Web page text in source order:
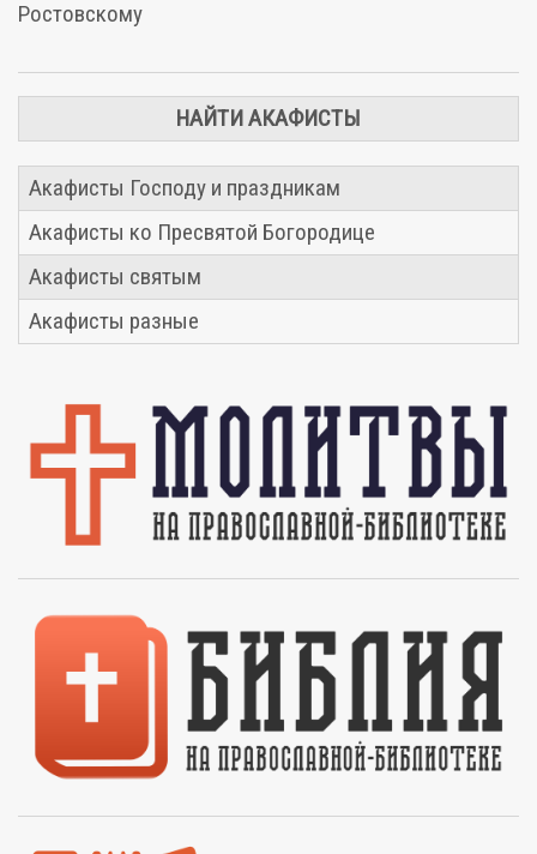
Ростовскому
НАЙТИ АКАФИСТЫ
Акафисты Господу и праздникам
Акафисты ко Пресвятой Богородице
Акафисты святым
Акафисты разные